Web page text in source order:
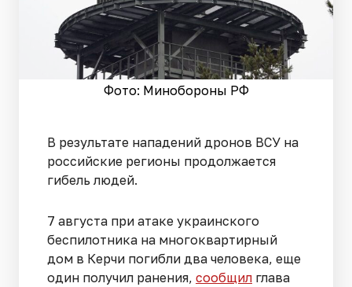
Фото: Минобороны РФ
В результате нападений дронов ВСУ на
российские регионы продолжается
гибель людей.
7 августа при атаке украинского
беспилотника на многоквартирный
дом в Керчи погибли два человека, еще
один получил ранения, сообщил глава